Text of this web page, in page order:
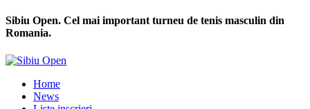
Sibiu Open. Cel mai important turneu de tenis masculin din
Romania.
Home
News